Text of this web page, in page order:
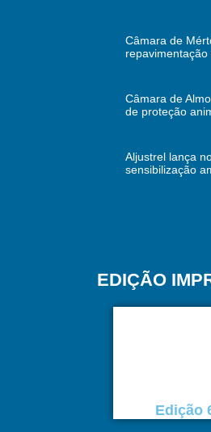
Câmara de
repavimentação
Câmara de
de proteção
Aljustrel lança
sensibilização
EDIÇÃO
Edição